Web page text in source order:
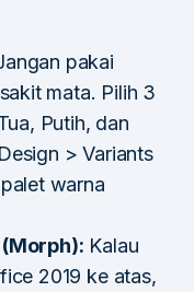
pakai
mata. Pilih 3
Putih, dan
Design > Variants
warna
Kalau
2019 ke atas,